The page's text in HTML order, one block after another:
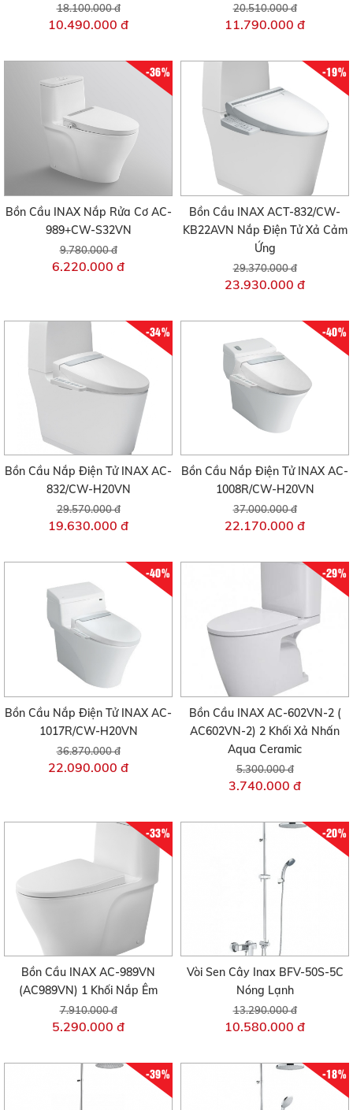
18.100.000 đ
10.490.000 đ
20.510.000 đ
11.790.000 đ
-36%
Bồn Cầu INAX Nắp Rửa Cơ AC-
989+CW-S32VN
9.780.000 đ
6.220.000 đ
-19%
Bồn Cầu INAX ACT-832/CW-
KB22AVN Nắp Điện Tử Xả Cảm
Ứng
29.370.000 đ
23.930.000 đ
-34%
Bồn Cầu Nắp Điện Tử INAX AC-
832/CW-H20VN
29.570.000 đ
19.630.000 đ
-40%
Bồn Cầu Nắp Điện Tử INAX AC-
1008R/CW-H20VN
37.000.000 đ
22.170.000 đ
-40%
Bồn Cầu Nắp Điện Tử INAX AC-
1017R/CW-H20VN
36.870.000 đ
22.090.000 đ
-29%
Bồn Cầu INAX AC-602VN-2 (
AC602VN-2) 2 Khối Xả Nhấn
Aqua Ceramic
5.300.000 đ
3.740.000 đ
-33%
Bồn Cầu INAX AC-989VN
(AC989VN) 1 Khối Nắp Êm
7.910.000 đ
5.290.000 đ
-20%
Vòi Sen Cây Inax BFV-50S-5C
Nóng Lạnh
13.290.000 đ
10.580.000 đ
-39% -18%